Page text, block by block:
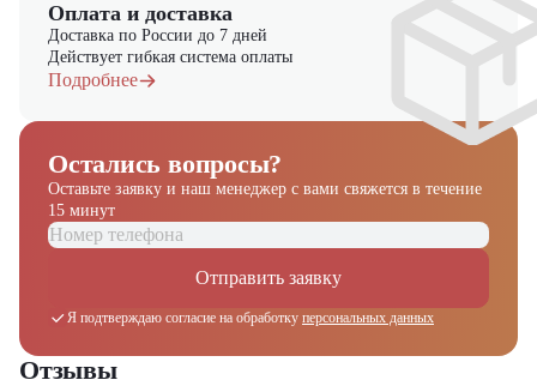
Оплата и доставка
Доставка по России до 7 дней
Действует гибкая система оплаты
Подробнее
Остались вопросы?
Оставьте заявку и наш менеджер с вами свяжется в течение
15 минут
Отправить заявку
Я подтверждаю согласие на обработку персональных данных
Отзывы